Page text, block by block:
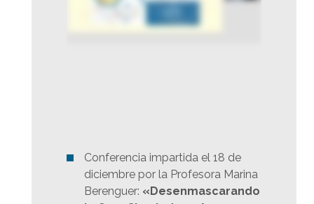
Conferencia impartida el 18 de
diciembre por la Profesora Marina
Berenguer: «Desenmascarando